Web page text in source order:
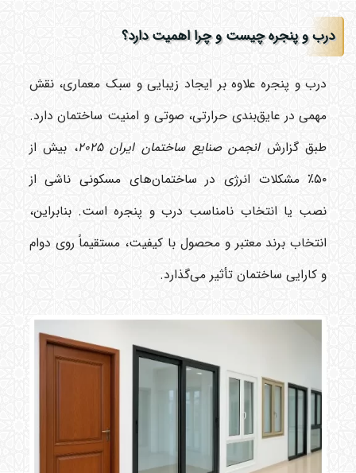
درب و پنجره چیست و چرا اهمیت دارد؟
درب و پنجره علاوه بر ایجاد زیبایی و سبک معماری، نقش
مهمی در عایق‌بندی حرارتی، صوتی و امنیت ساختمان دارد.
طبق گزارشانجمن صنایع ساختمان ایران ۲۰۲۵
، بیش از
۵۰٪ مشکلات انرژی در ساختمان‌های مسکونی ناشی از
نصب یا انتخاب نامناسب درب و پنجره است. بنابراین،
انتخاب برند معتبر و محصول با کیفیت، مستقیماً روی دوام
و کارایی ساختمان تأثیر می‌گذارد.